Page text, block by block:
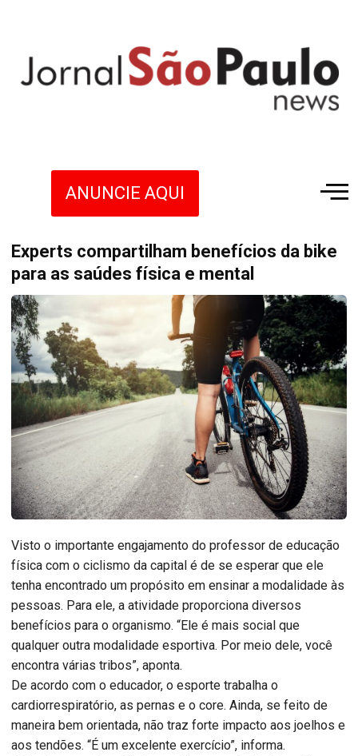
ANUNCIE AQUI
Experts compartilham benefícios da bike
para as saúdes física e mental
Visto o importante engajamento do professor de educação
física com o ciclismo da capital é de se esperar que ele
tenha encontrado um propósito em ensinar a modalidade às
pessoas. Para ele, a atividade proporciona diversos
benefícios para o organismo. “Ele é mais social que
qualquer outra modalidade esportiva. Por meio dele, você
encontra várias tribos”, aponta.
De acordo com o educador, o esporte trabalha o
cardiorrespiratório, as pernas e o core. Ainda, se feito de
maneira bem orientada, não traz forte impacto aos joelhos e
aos tendões. “É um excelente exercício”, informa.